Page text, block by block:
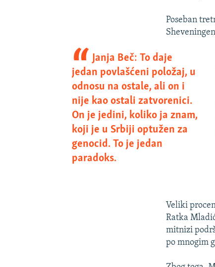
Poseban
Janja Beč: To daje
jedan povlašćeni položaj, u
odnosu na ostale, ali on i
nije kao ostali zatvorenici.
On je jedini, koliko ja znam,
koji je u Srbiji optužen za
genocid. To je jedan
paradoks.
Veliki
Ratka
mitnizi
po mnogim